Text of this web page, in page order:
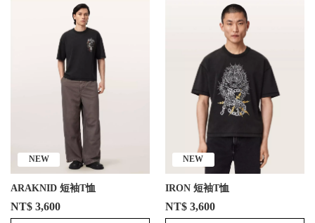
NEW
ARAKNID 短袖T恤
NT$ 3,600
NEW
IRON 短袖T恤
NT$ 3,600